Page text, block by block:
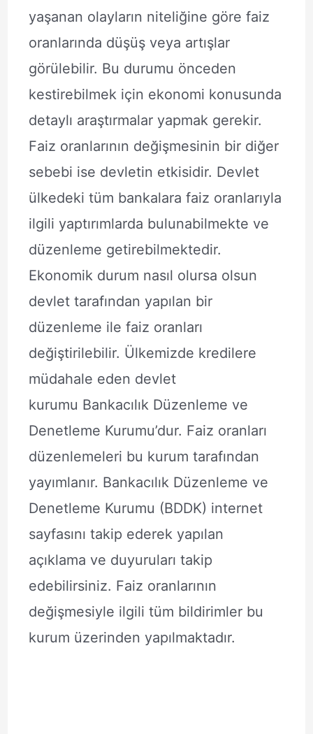
yaşanan olayların niteliğine göre faiz
oranlarında düşüş veya artışlar
görülebilir. Bu durumu önceden
kestirebilmek için ekonomi konusunda
detaylı araştırmalar yapmak gerekir.
Faiz oranlarının değişmesinin bir diğer
sebebi ise devletin etkisidir. Devlet
ülkedeki tüm bankalara faiz oranlarıyla
ilgili yaptırımlarda bulunabilmekte ve
düzenleme getirebilmektedir.
Ekonomik durum nasıl olursa olsun
devlet tarafından yapılan bir
düzenleme ile faiz oranları
değiştirilebilir. Ülkemizde kredilere
müdahale eden devlet
kurumu Bankacılık Düzenleme ve
Denetleme Kurumu’dur. Faiz oranları
düzenlemeleri bu kurum tarafından
yayımlanır. Bankacılık Düzenleme ve
Denetleme Kurumu (BDDK) internet
sayfasını takip ederek yapılan
açıklama ve duyuruları takip
edebilirsiniz. Faiz oranlarının
değişmesiyle ilgili tüm bildirimler bu
kurum üzerinden yapılmaktadır.